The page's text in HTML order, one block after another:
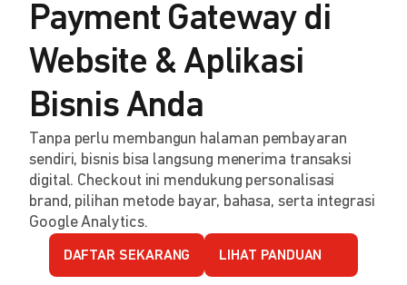
Payment Gateway di
Website & Aplikasi
Bisnis Anda
Tanpa perlu membangun halaman pembayaran
sendiri, bisnis bisa langsung menerima transaksi
digital. Checkout ini mendukung personalisasi
brand, pilihan metode bayar, bahasa, serta integrasi
Google Analytics.
DAFTAR SEKARANG LIHAT PANDUAN